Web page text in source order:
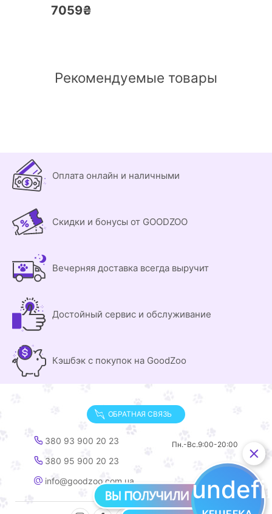
7059₴
Рекомендуемые товары
Оплата онлайн и наличными
Скидки и бонусы от GOODZOO
Вечерняя доставка всегда выручит
Достойный сервис и обслуживание
Кэшбэк с покупок на GoodZoo
ОБРАТНАЯ СВЯЗЬ
380 93 900 20 23
380 95 900 20 23
info@goodzoo.com.ua
Пн.-Вс.9:00-20:00